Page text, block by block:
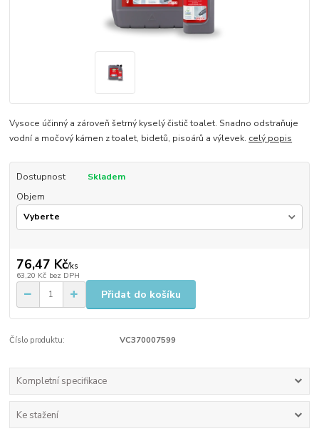
Vysoce účinný a zároveň šetrný kyselý čistič toalet. Snadno odstraňuje
vodní a močový kámen z toalet, bidetů, pisoárů a výlevek. celý popis
Dostupnost
Skladem
Objem
76,47 Kč/ks
63,20 Kč bez DPH
Přidat do košíku
Číslo produktu: VC370007599
Kompletní specifikace
Ke stažení